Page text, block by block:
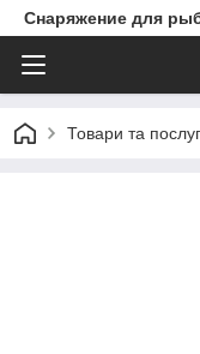
Снаряжение для
Товари та